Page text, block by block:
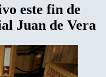
este fin de
Juan de Vera